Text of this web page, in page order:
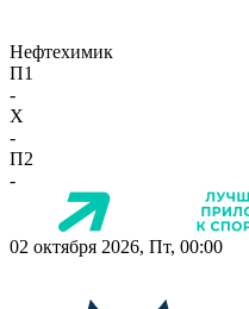
Нефтехимик
П1
-
X
-
П2
-
02 октября 2026, Пт, 00:00